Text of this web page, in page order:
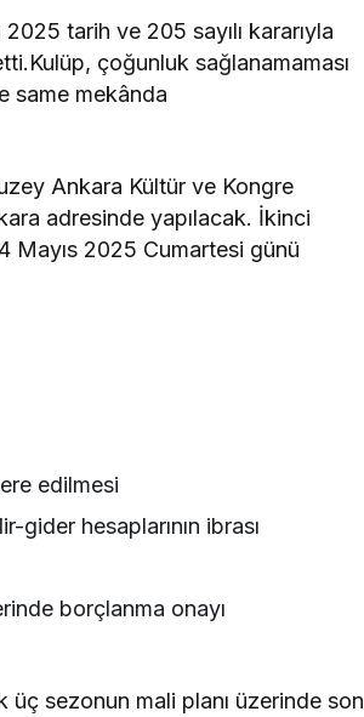
tarih ve 205 sayılı kararıyla
çoğunluk sağlanamaması
same mekânda
Ankara Kültür ve Kongre
adresinde yapılacak. İkinci
Mayıs 2025 Cumartesi günü
edilmesi
hesaplarının ibrası
borçlanma onayı
üç sezonun mali planı üzerinde son